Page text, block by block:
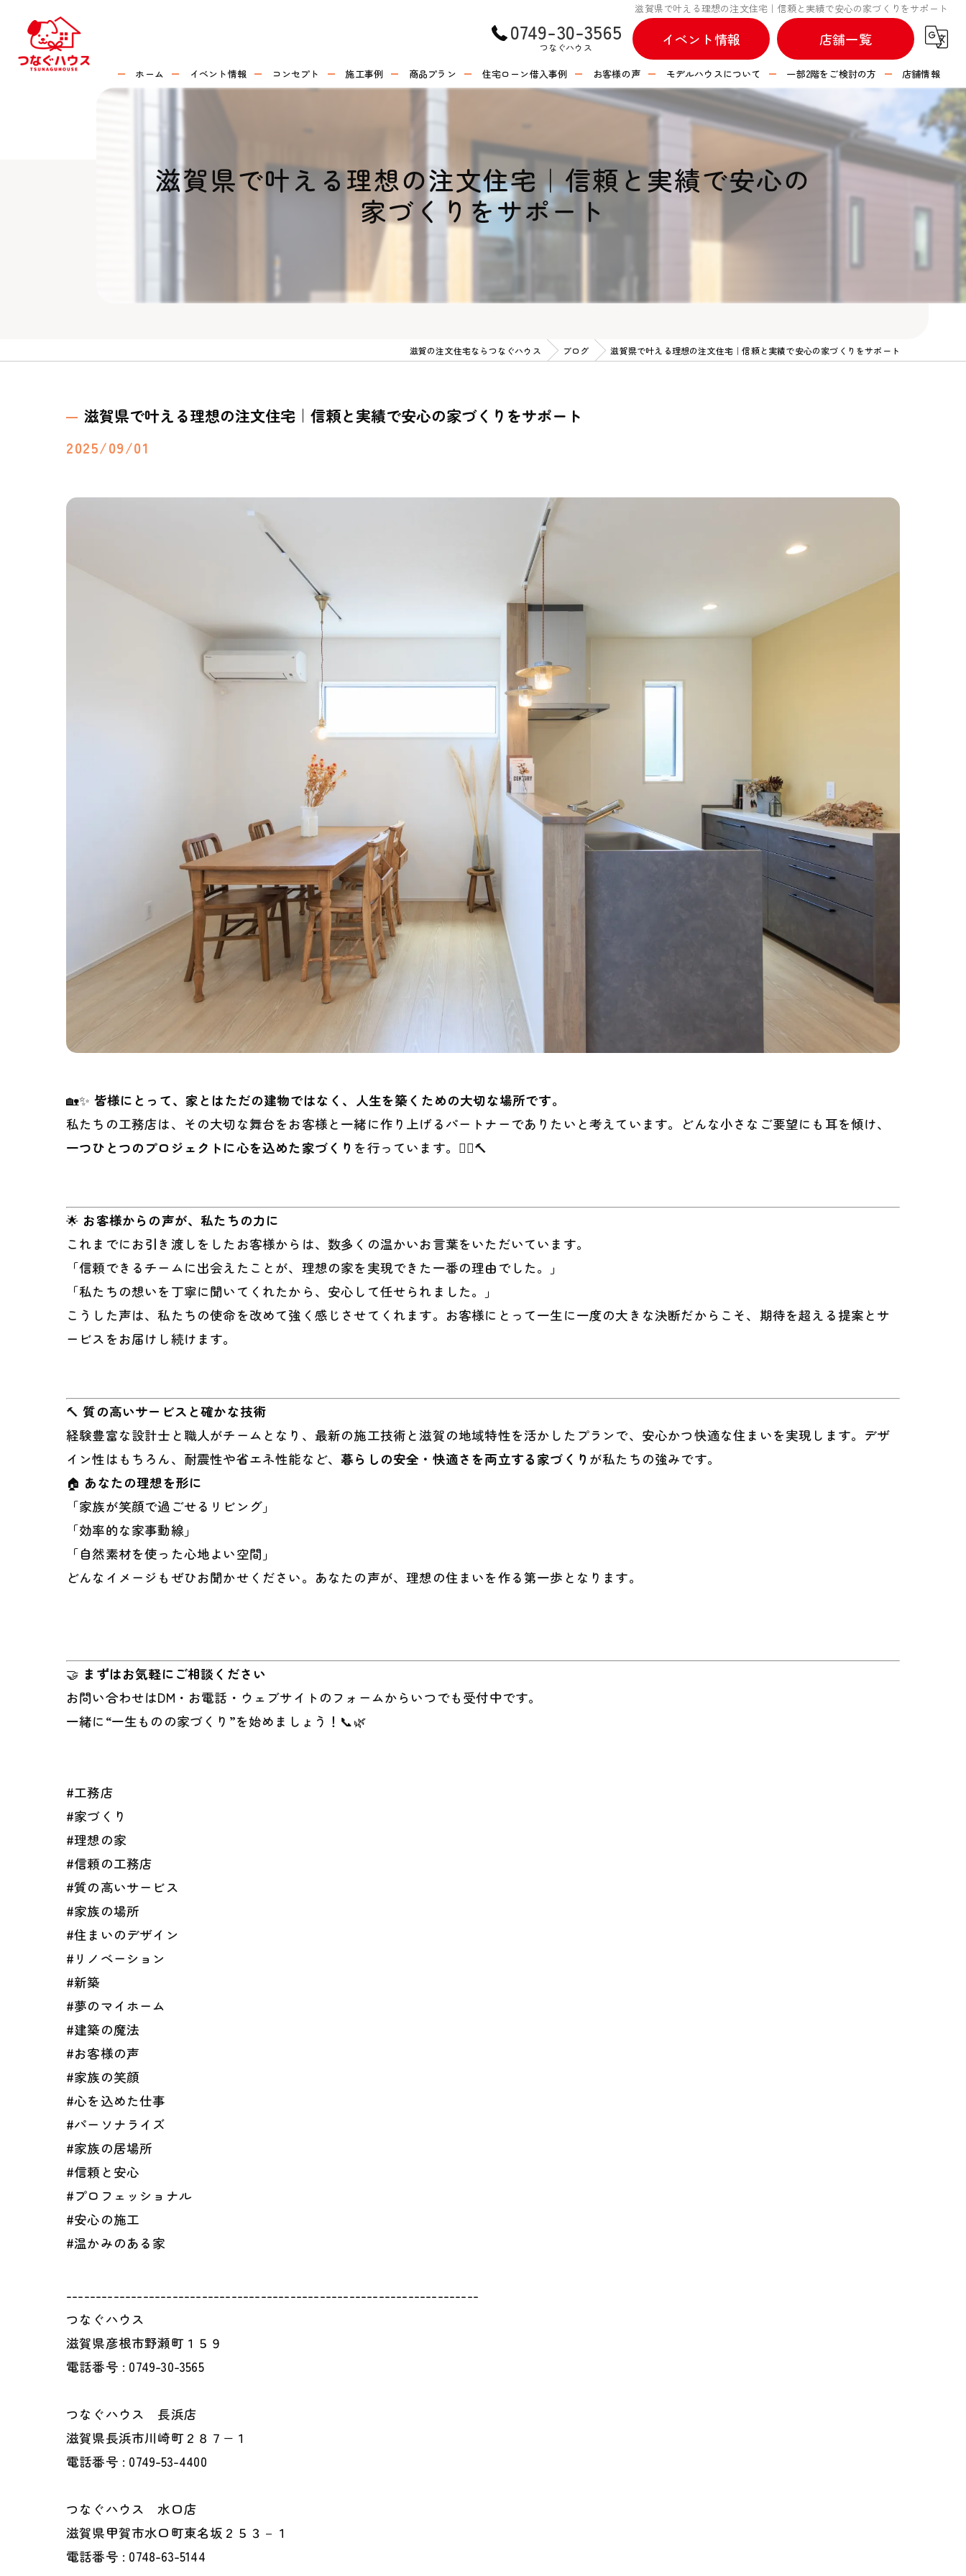
滋賀県で叶える理想の注文住宅｜信頼と実績で安心の家づくりをサポート
0749-30-3565
つなぐハウス イベント情報 店舗一覧
ホーム イベント情報 コンセプト 施工事例 商品プラン 住宅ローン借入事例 お客様の声 モデルハウスについて
不動産情報
一部2階をご検討の方 店舗情報
つなぐハウス 彦根店
つなぐハウス 長浜店
滋賀県で叶える理想の注文住宅｜信頼と実績で安心の
家づくりをサポート
滋賀の注文住宅ならつなぐハウス ブログ 滋賀県で叶える理想の注文住宅｜信頼と実績で安心の家づくりをサポート
滋賀県で叶える理想の注文住宅｜信頼と実績で安心の家づくりをサポート
2025/09/01
🏡✨ 皆様にとって、家とはただの建物ではなく、人生を築くための大切な場所です。
私たちの工務店は、その大切な舞台をお客様と一緒に作り上げるパートナーでありたいと考えています。どんな小さなご要望にも耳を傾け、
一つひとつのプロジェクトに心を込めた家づくり を行っています。👷‍♂️🔨
🌟 お客様からの声が、私たちの力に
これまでにお引き渡しをしたお客様からは、数多くの温かいお言葉をいただいています。
「信頼できるチームに出会えたことが、理想の家を実現できた一番の理由でした。」
「私たちの想いを丁寧に聞いてくれたから、安心して任せられました。」
こうした声は、私たちの使命を改めて強く感じさせてくれます。お客様にとって一生に一度の大きな決断だからこそ、期待を超える提案とサ
ービスをお届けし続けます。
🔨質の高いサービスと確かな技術
経験豊富な設計士と職人がチームとなり、最新の施工技術と滋賀の地域特性を活かしたプランで、安心かつ快適な住まいを実現します。デザ
イン性はもちろん、耐震性や省エネ性能など、暮らしの安全・快適さを両立する家づくり が私たちの強みです。
🏠 あなたの理想を形に
「家族が笑顔で過ごせるリビング」
「効率的な家事動線」
「自然素材を使った心地よい空間」
どんなイメージもぜひお聞かせください。あなたの声が、理想の住まいを作る第一歩となります。
🤝 まずはお気軽にご相談ください
お問い合わせはDM・お電話・ウェブサイトのフォームからいつでも受付中です。
一緒に“一生ものの家づくり”を始めましょう！📞🌿
#工務店
#家づくり
#理想の家
#信頼の工務店
#質の高いサービス
#家族の場所
#住まいのデザイン
#リノベーション
#新築
#夢のマイホーム
#建築の魔法
#お客様の声
#家族の笑顔
#心を込めた仕事
#パーソナライズ
#家族の居場所
#信頼と安心
#プロフェッショナル
#安心の施工
#温かみのある家
----------------------------------------------------------------------
つなぐハウス
滋賀県彦根市野瀬町１５９
電話番号 : 0749-30-3565
つなぐハウス 長浜店
滋賀県長浜市川崎町２８７−１
電話番号 : 0749-53-4400
つなぐハウス 水口店
滋賀県甲賀市水口町東名坂２５３－１
電話番号 : 0748-63-5144